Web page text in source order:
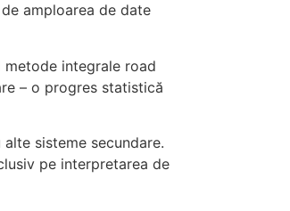
amploarea de date
integrale road
– o progres statistică
sisteme secundare.
pe interpretarea de